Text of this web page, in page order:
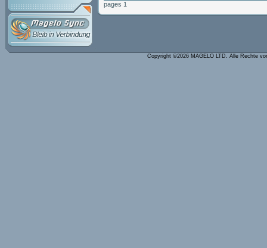
pages 1
Copyright ©2026 MAGELO LTD. Alle Rechte